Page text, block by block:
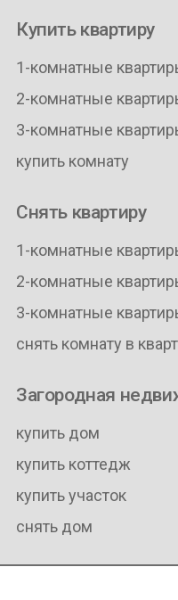
Купить квартиру
1-комнатные
2-комнатные
3-комнатные
купить комнату
Снять квартиру
1-комнатные
2-комнатные
3-комнатные
снять комнату в
Загородная
купить дом
купить коттедж
купить участок
снять дом